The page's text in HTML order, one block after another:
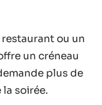
ou un
un créneau
plus de
soirée.